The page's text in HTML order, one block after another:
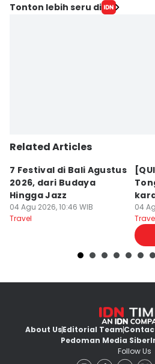
Tonton lebih seru di
Related Articles
7 Festival di Bali Agustus
2026, dari Budaya
Hingga Jazz
04 Agu 2026, 10:46 WIB
Travel
Ini
04
About UsEditorial Team
Pedoman Media Siber
Follow Us